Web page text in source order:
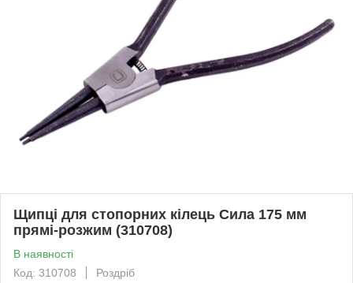
Щипці для стопорних кілець Сила 175 мм
прямі-розжим (310708)
В наявності
Код: 310708
Роздріб